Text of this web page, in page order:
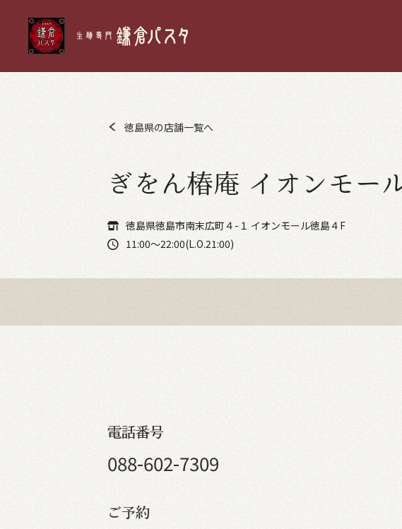
徳島県の店舗一覧へ
ぎをん椿庵 イオンモー
徳島県徳島市南末広町４-１ イオンモール徳島４F
11:00～22:00(L.O.21:00)
電話番号
088-602-7309
ご予約